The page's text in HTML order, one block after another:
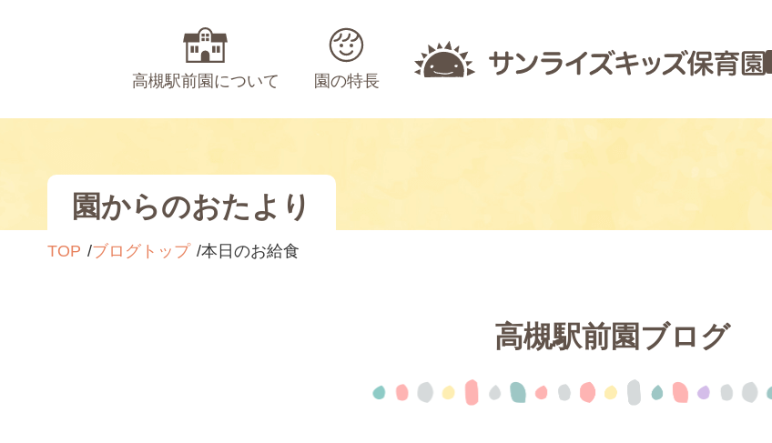
高槻駅前園について 園の特長
園からのおたより
TOP ブログトップ 本日のお給食
高槻駅前園ブログ